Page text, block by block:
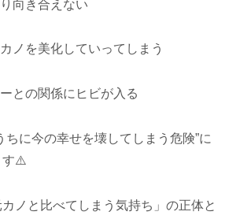
向き合えない
ノを美化していってしまう
との関係にヒビが入る
ちに今の幸せを壊してしまう危険”に
す⚠️
ノと比べてしまう気持ち」の正体と